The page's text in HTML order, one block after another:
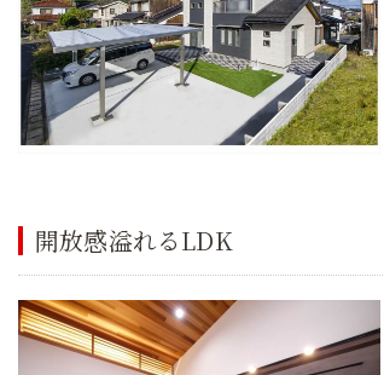
開放感溢れるLDK